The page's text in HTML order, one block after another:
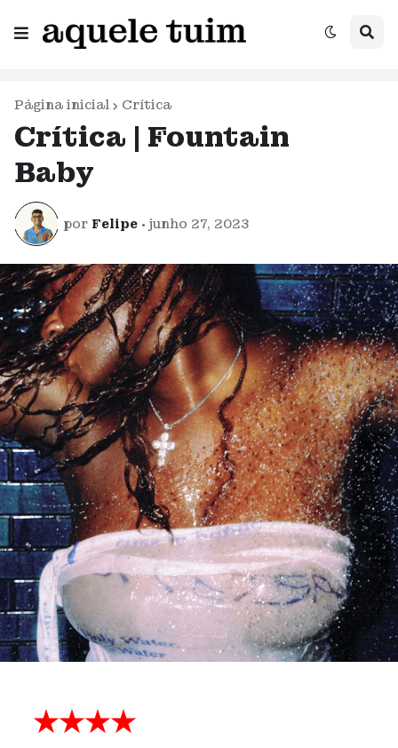
Página inicial Crítica
Crítica | Fountain
Baby
por Felipe • junho 27, 2023
★★★★